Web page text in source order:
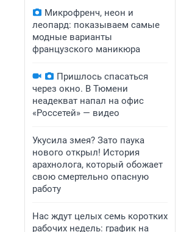
Микрофренч, неон и
леопард: показываем самые
модные варианты
французского маникюра
Пришлось спасаться
через окно. В Тюмени
неадекват напал на офис
«Россетей» — видео
Укусила змея? Зато паука
нового открыл! История
арахнолога, который обожает
свою смертельно опасную
работу
Нас ждут целых семь коротких
рабочих недель: график на